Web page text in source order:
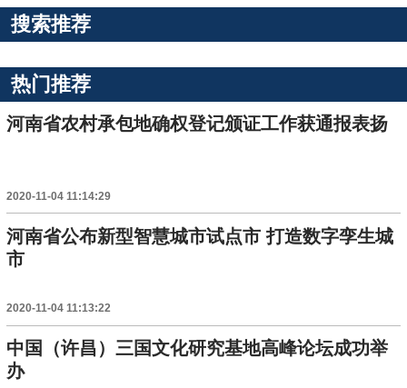
搜索推荐
热门推荐
河南省农村承包地确权登记颁证工作获通报表扬
2020-11-04 11:14:29
河南省公布新型智慧城市试点市 打造数字孪生城
市
2020-11-04 11:13:22
中国（许昌）三国文化研究基地高峰论坛成功举
办